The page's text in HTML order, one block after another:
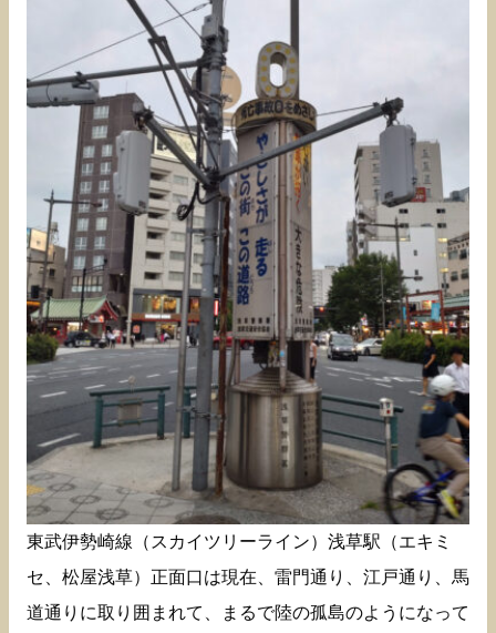
東武伊勢崎線（スカイツリーライン）浅草駅（エキミ
セ、松屋浅草）正面口は現在、雷門通り、江戸通り、馬
道通りに取り囲まれて、まるで陸の孤島のようになって